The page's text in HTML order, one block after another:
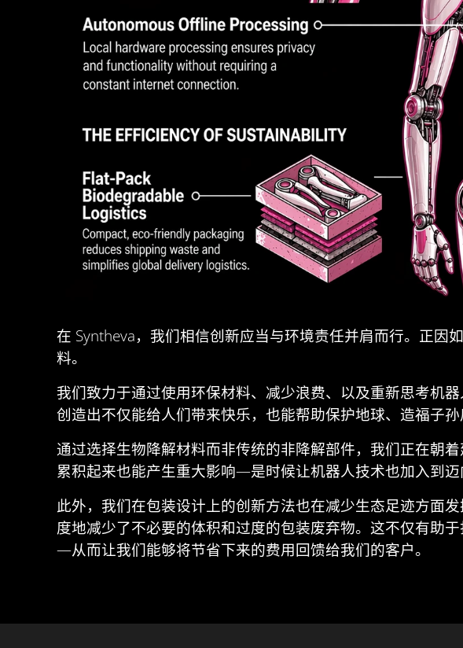
在 Syntheva，我们相信创新应当与环境责任并肩而行。正因
料。
我们致力于通过使用环保材料、减少浪费、以及重新思考机
创造出不仅能给人们带来快乐，也能帮助保护地球、造福子孙
通过选择生物降解材料而非传统的非降解部件，我们正在朝
累积起来也能产生重大影响—是时候让机器人技术也加入到迈
此外，我们在包装设计上的创新方法也在减少生态足迹方面
度地减少了不必要的体积和过度的包装废弃物。这不仅有助
—从而让我们能够将节省下来的费用回馈给我们的客户。